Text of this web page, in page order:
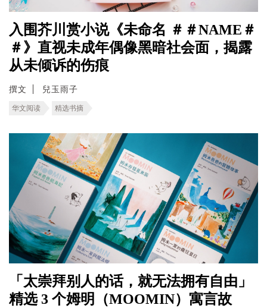
入围芥川赏小说《未命名 ＃＃NAME＃
＃》直视未成年偶像黑暗社会面，揭露
从未倾诉的伤痕
撰文 兒玉雨子
华文阅读 精选书摘
「太崇拜别人的话，就无法拥有自由」
精选 3 个姆明（MOOMIN）寓言故